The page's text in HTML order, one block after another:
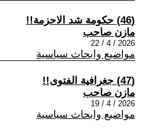
(46) حكومة شد الاحزمة!!
مازن صاحب
2026 / 4 / 22
مواضيع وابحاث سياسية
(47) جغرافية الفتوى!!
مازن صاحب
2026 / 4 / 19
مواضيع وابحاث سياسية